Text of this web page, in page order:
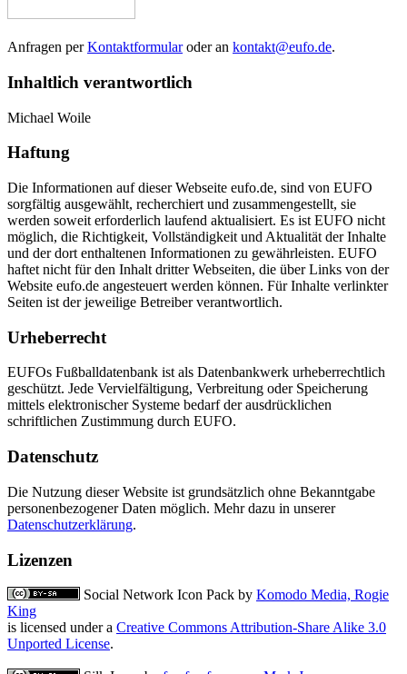
Anfragen perKontaktformularoder an kontakt@eufo.de.
Inhaltlich verantwortlich
Michael Woile
Haftung
Die Informationen auf dieser Webseite eufo.de, sind von EUFO
sorgfältig ausgewählt, recherchiert und zusammengestellt, sie
werden soweit erforderlich laufend aktualisiert. Es ist EUFO nicht
möglich, die Richtigkeit, Vollständigkeit und Aktualität der Inhalte
und der dort enthaltenen Informationen zu gewährleisten. EUFO
haftet nicht für den Inhalt dritter Webseiten, die über Links von der
Website eufo.de angesteuert werden können. Für Inhalte verlinkter
Seiten ist der jeweilige Betreiber verantwortlich.
Urheberrecht
EUFOs Fußballdatenbank ist als Datenbankwerk urheberrechtlich
geschützt. Jede Vervielfältigung, Verbreitung oder Speicherung
mittels elektronischer Systeme bedarf der ausdrücklichen
schriftlichen Zustimmung durch EUFO.
Datenschutz
Die Nutzung dieser Website ist grundsätzlich ohne Bekanntgabe
personenbezogener Daten möglich. Mehr dazu in unserer
Datenschutzerklärung.
Lizenzen
Social Network Icon Pack by Komodo Media, Rogie
King
is licensed under a Creative Commons Attribution-Share Alike 3.0
Unported License.